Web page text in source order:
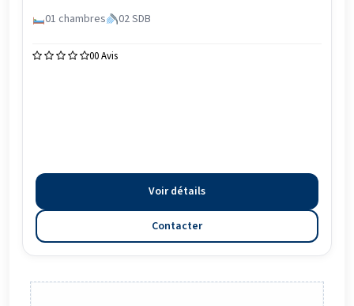
01 chambres
02 SDB
00 Avis
Voir détails
Contacter